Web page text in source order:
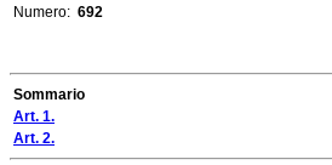
Numero: 692
Sommario
Art. 1.
Art. 2.